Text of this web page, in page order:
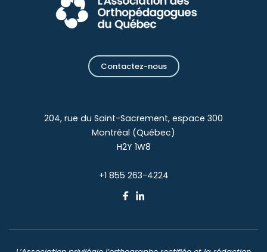
Contactez-nous
204, rue du Saint-Sacrement, espace 300
Montréal (Québec)
H2Y 1W8
+1 855 263-4224